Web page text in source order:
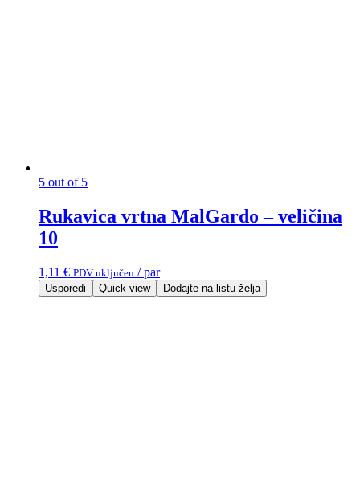
5 out of 5
Rukavica vrtna MalGardo – veličina
10
1,11 € PDV uključen / par
Usporedi Quick view Dodajte na listu želja